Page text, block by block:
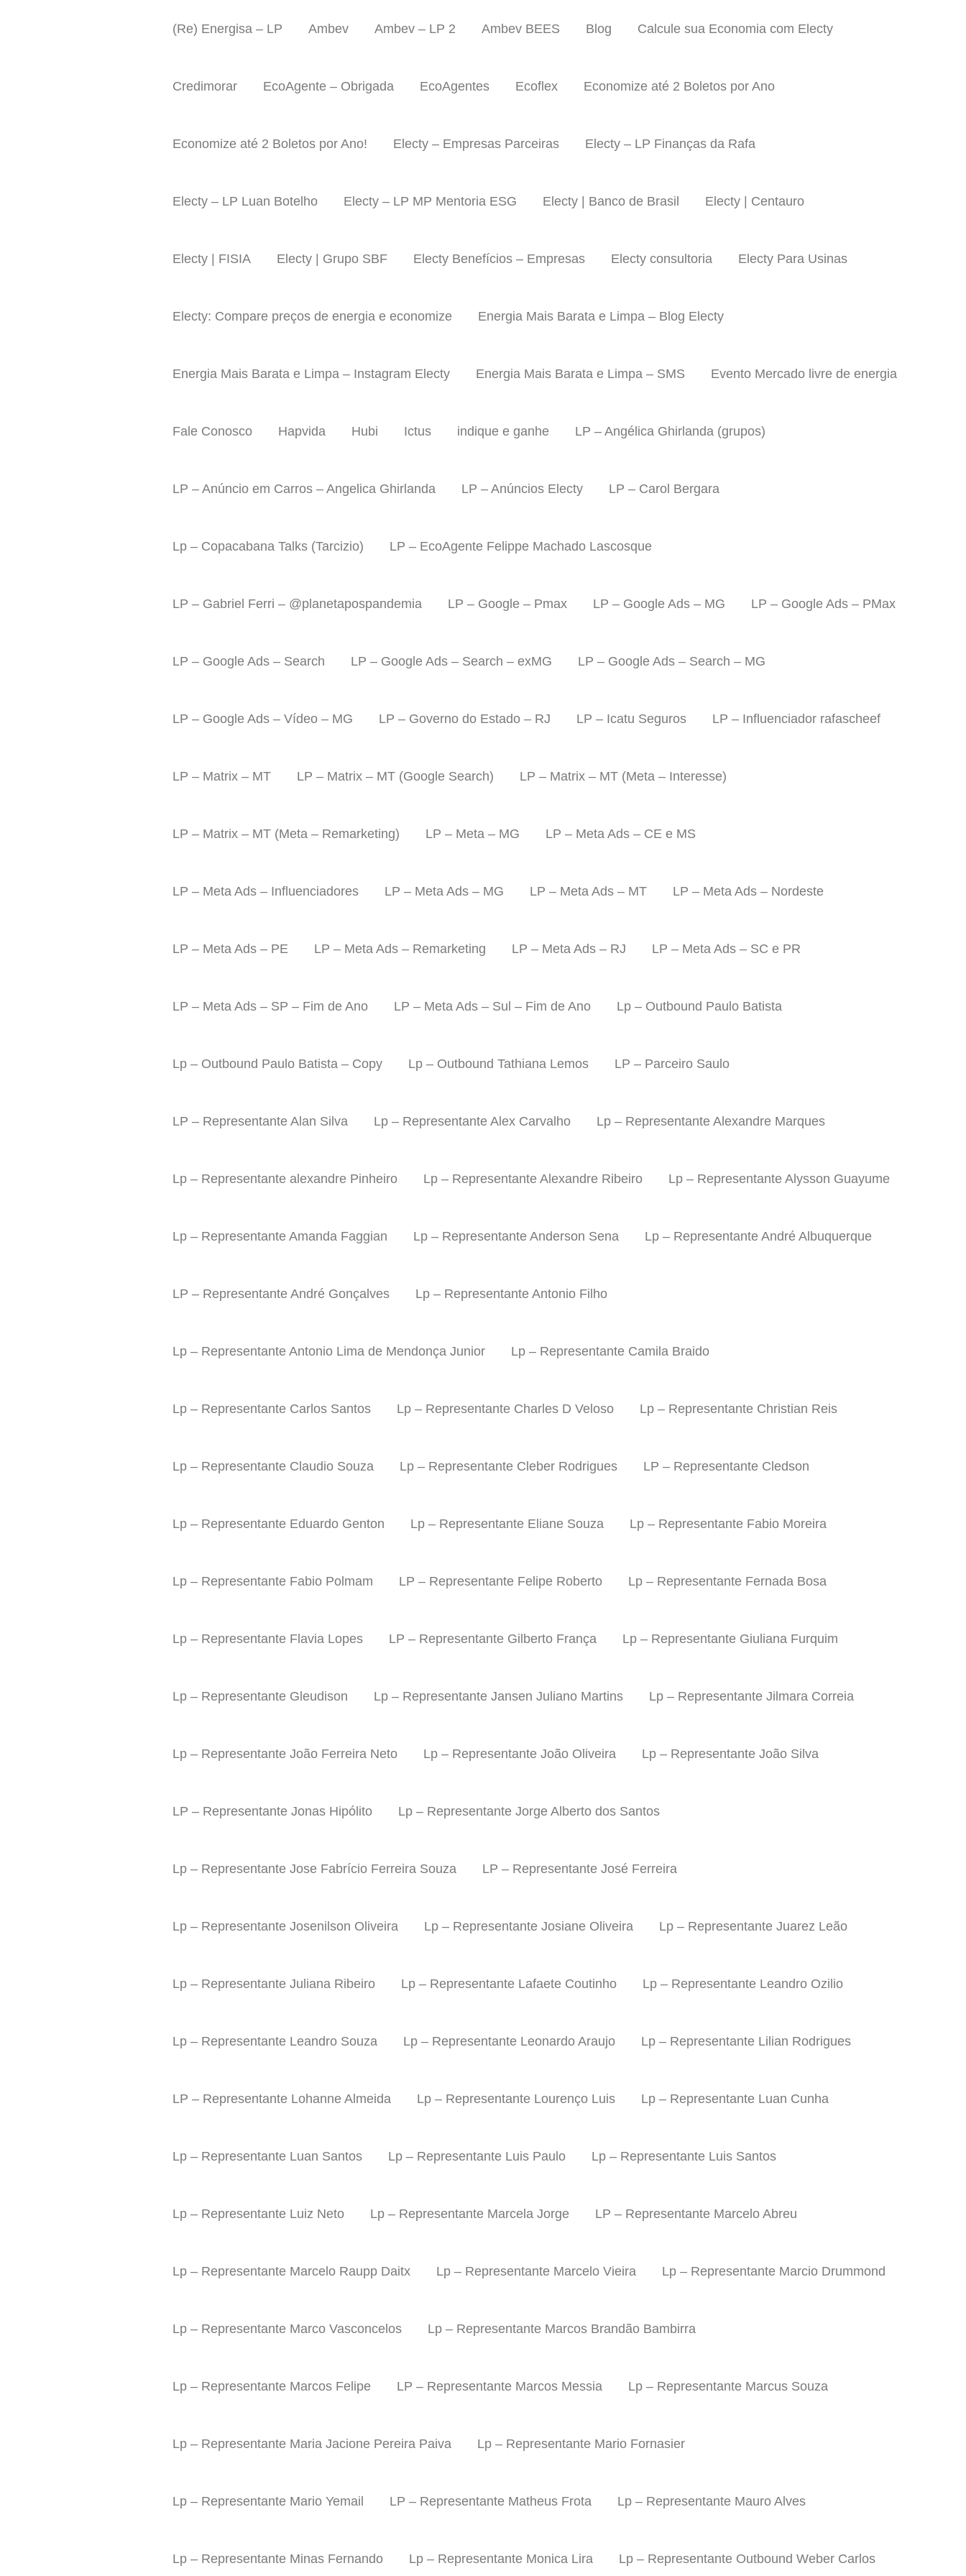
(Re) Energisa – LP Ambev Ambev – LP 2 Ambev BEES Blog Calcule sua Economia com Electy
Credimorar EcoAgente – Obrigada EcoAgentes Ecoflex Economize até 2 Boletos por Ano
Economize até 2 Boletos por Ano! Electy – Empresas Parceiras Electy – LP Finanças da Rafa
Electy – LP Luan Botelho Electy – LP MP Mentoria ESG Electy | Banco de Brasil Electy | Centauro
Electy | FISIA Electy | Grupo SBF Electy Benefícios – Empresas Electy consultoria Electy Para Usinas
Electy: Compare preços de energia e economize Energia Mais Barata e Limpa – Blog Electy
Energia Mais Barata e Limpa – Instagram Electy Energia Mais Barata e Limpa – SMS Evento Mercado livre de energia
Fale Conosco Hapvida Hubi Ictus indique e ganhe LP – Angélica Ghirlanda (grupos)
LP – Anúncio em Carros – Angelica Ghirlanda LP – Anúncios Electy LP – Carol Bergara
Lp – Copacabana Talks (Tarcizio) LP – EcoAgente Felippe Machado Lascosque
LP – Gabriel Ferri – @planetapospandemia LP – Google – Pmax LP – Google Ads – MG LP – Google Ads – PMax
LP – Google Ads – Search LP – Google Ads – Search – exMG LP – Google Ads – Search – MG
LP – Google Ads – Vídeo – MG LP – Governo do Estado – RJ LP – Icatu Seguros LP – Influenciador rafascheef
LP – Matrix – MT LP – Matrix – MT (Google Search) LP – Matrix – MT (Meta – Interesse)
LP – Matrix – MT (Meta – Remarketing) LP – Meta – MG LP – Meta Ads – CE e MS
LP – Meta Ads – Influenciadores LP – Meta Ads – MG LP – Meta Ads – MT LP – Meta Ads – Nordeste
LP – Meta Ads – PE LP – Meta Ads – Remarketing LP – Meta Ads – RJ LP – Meta Ads – SC e PR
LP – Meta Ads – SP – Fim de Ano LP – Meta Ads – Sul – Fim de Ano Lp – Outbound Paulo Batista
Lp – Outbound Paulo Batista – Copy Lp – Outbound Tathiana Lemos LP – Parceiro Saulo
LP – Representante Alan Silva Lp – Representante Alex Carvalho Lp – Representante Alexandre Marques
Lp – Representante alexandre Pinheiro Lp – Representante Alexandre Ribeiro Lp – Representante Alysson Guayume
Lp – Representante Amanda Faggian Lp – Representante Anderson Sena Lp – Representante André Albuquerque
LP – Representante André Gonçalves Lp – Representante Antonio Filho
Lp – Representante Antonio Lima de Mendonça Junior Lp – Representante Camila Braido
Lp – Representante Carlos Santos Lp – Representante Charles D Veloso Lp – Representante Christian Reis
Lp – Representante Claudio Souza Lp – Representante Cleber Rodrigues LP – Representante Cledson
Lp – Representante Eduardo Genton Lp – Representante Eliane Souza Lp – Representante Fabio Moreira
Lp – Representante Fabio Polmam LP – Representante Felipe Roberto Lp – Representante Fernada Bosa
Lp – Representante Flavia Lopes LP – Representante Gilberto França Lp – Representante Giuliana Furquim
Lp – Representante Gleudison Lp – Representante Jansen Juliano Martins Lp – Representante Jilmara Correia
Lp – Representante João Ferreira Neto Lp – Representante João Oliveira Lp – Representante João Silva
LP – Representante Jonas Hipólito Lp – Representante Jorge Alberto dos Santos
Lp – Representante Jose Fabrício Ferreira Souza LP – Representante José Ferreira
Lp – Representante Josenilson Oliveira Lp – Representante Josiane Oliveira Lp – Representante Juarez Leão
Lp – Representante Juliana Ribeiro Lp – Representante Lafaete Coutinho Lp – Representante Leandro Ozilio
Lp – Representante Leandro Souza Lp – Representante Leonardo Araujo Lp – Representante Lilian Rodrigues
LP – Representante Lohanne Almeida Lp – Representante Lourenço Luis Lp – Representante Luan Cunha
Lp – Representante Luan Santos Lp – Representante Luis Paulo Lp – Representante Luis Santos
Lp – Representante Luiz Neto Lp – Representante Marcela Jorge LP – Representante Marcelo Abreu
Lp – Representante Marcelo Raupp Daitx Lp – Representante Marcelo Vieira Lp – Representante Marcio Drummond
Lp – Representante Marco Vasconcelos Lp – Representante Marcos Brandão Bambirra
Lp – Representante Marcos Felipe LP – Representante Marcos Messia Lp – Representante Marcus Souza
Lp – Representante Maria Jacione Pereira Paiva Lp – Representante Mario Fornasier
Lp – Representante Mario Yemail LP – Representante Matheus Frota Lp – Representante Mauro Alves
Lp – Representante Minas Fernando Lp – Representante Monica Lira Lp – Representante Outbound Weber Carlos